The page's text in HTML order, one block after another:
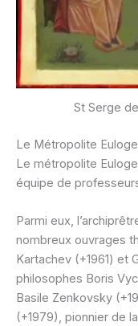
St Serge
Le Métropolite
Le métropolite
équipe de
Parmi eux,
nombreux ouvrages
Kartachev (+1961) et
philosophes Boris
Basile Zenkovsky
(+1979), pionnier de